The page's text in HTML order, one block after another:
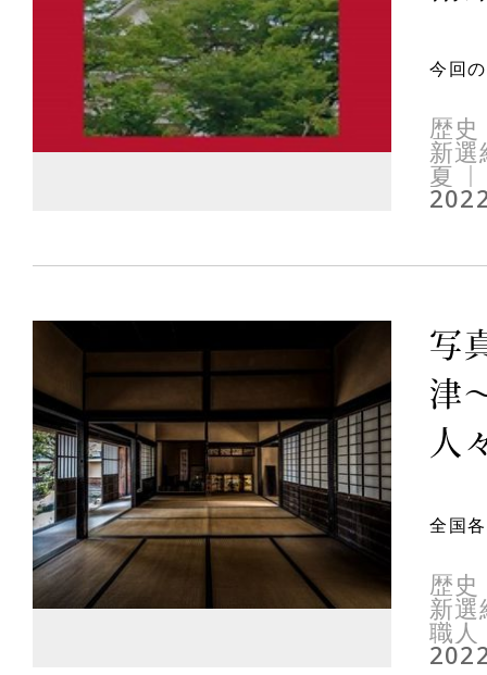
今回
歴
新選
夏
写
津
人
全国
歴
新選
職人